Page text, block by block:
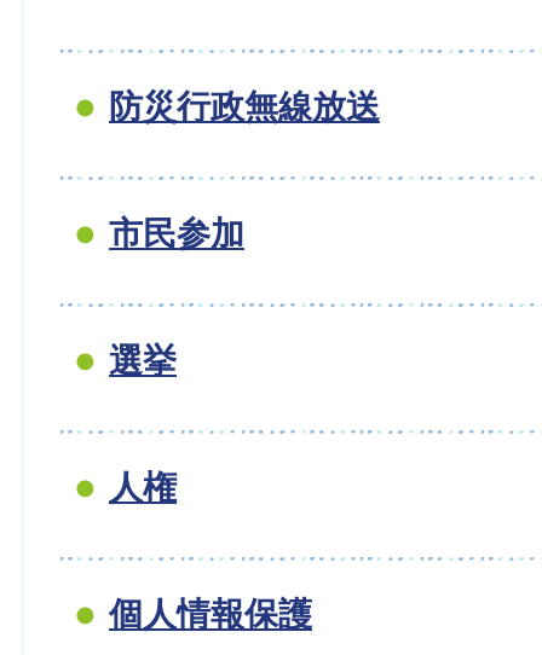
防災行政無線放送
市民参加
選挙
人権
個人情報保護